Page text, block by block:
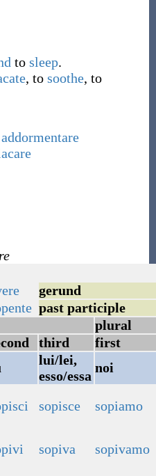
to sleep.
, to soothe, to
addormentare
gerund
past participle
plural
third
first
lui/lei,
esso/essa
noi
sopisce sopiamo
sopiva sopivamo